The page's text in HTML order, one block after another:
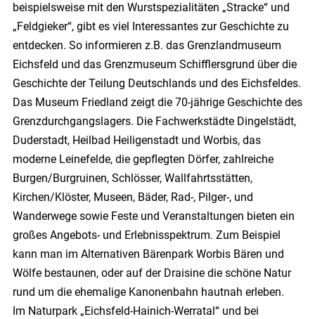
beispielsweise mit den Wurstspezialitäten „Stracke“ und
„Feldgieker“, gibt es viel Interessantes zur Geschichte zu
entdecken. So informieren z.B. das Grenzlandmuseum
Eichsfeld und das Grenzmuseum Schifflersgrund über die
Geschichte der Teilung Deutschlands und des Eichsfeldes.
Das Museum Friedland zeigt die 70-jährige Geschichte des
Grenzdurchgangslagers. Die Fachwerkstädte Dingelstädt,
Duderstadt, Heilbad Heiligenstadt und Worbis, das
moderne Leinefelde, die gepflegten Dörfer, zahlreiche
Burgen/Burgruinen, Schlösser, Wallfahrtsstätten,
Kirchen/Klöster, Museen, Bäder, Rad-, Pilger-, und
Wanderwege sowie Feste und Veranstaltungen bieten ein
großes Angebots- und Erlebnisspektrum. Zum Beispiel
kann man im Alternativen Bärenpark WorbisBären und
Wölfe bestaunen, oder auf der Draisine die schöne Natur
rund um die ehemalige Kanonenbahn hautnah erleben.
Im Naturpark „Eichsfeld-Hainich-Werratal“und bei